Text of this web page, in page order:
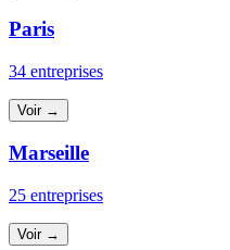
Paris
34 entreprises
Voir →
Marseille
25 entreprises
Voir →